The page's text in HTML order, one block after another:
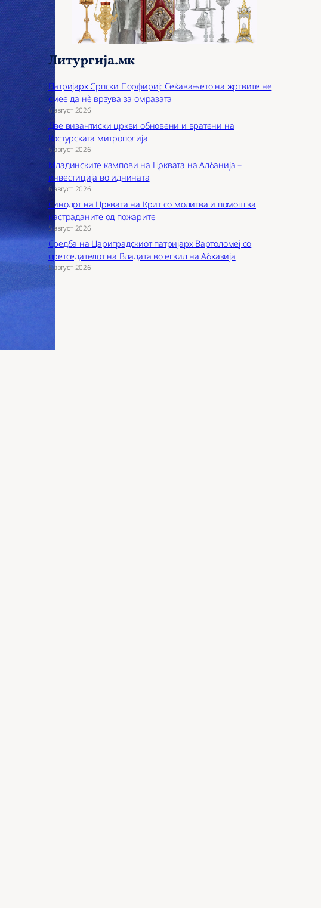
Литургија.мк
Патријарх Српски Порфириј: Сеќавањето на жртвите не
смее да нѐ врзува за омразата
6 август 2026
Две византиски цркви обновени и вратени на
Костурската митрополија
6 август 2026
Младинските кампови на Црквата на Албанија –
инвестиција во иднината
6 август 2026
Синодот на Црквата на Крит со молитва и помош за
настраданите од пожарите
5 август 2026
Средба на Цариградскиот патријарх Вартоломеј со
претседателот на Владата во егзил на Абхазија
5 август 2026